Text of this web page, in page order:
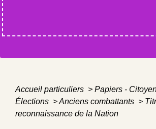
Accueil particuliers > Papiers -
Élections >Anciens combattants >
reconnaissance de la Nation